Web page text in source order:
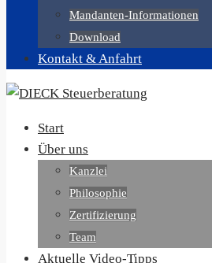
Mandanten-Informationen
Download
Kontakt & Anfahrt
Start
Über uns
Kanzlei
Philosophie
Zertifizierung
Team
Aktuelle Video-Tipps